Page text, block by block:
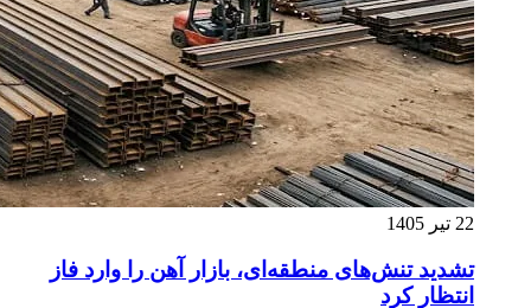
22 تیر 1405
تشدید تنش‌های منطقه‌ای، بازار آهن را وارد فاز
انتظار کرد